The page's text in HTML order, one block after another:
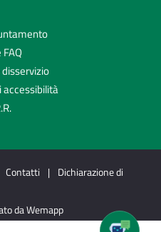
accessibilità
Contatti | Dichiarazione di
da Wemapp